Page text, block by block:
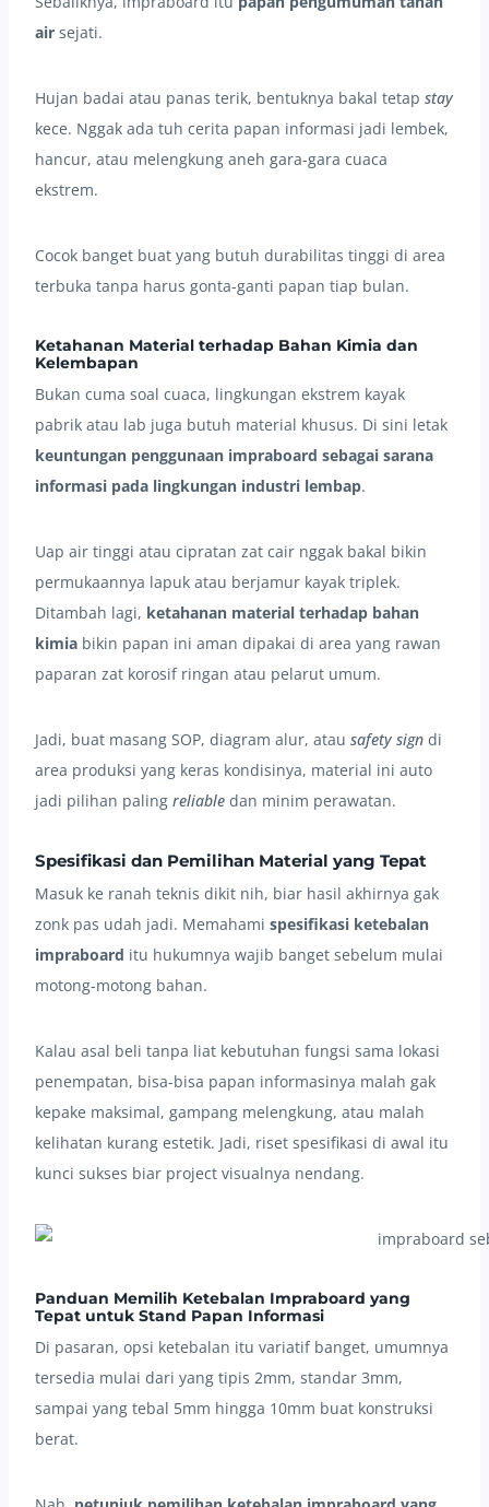
air sejati.
Hujan badai atau panas terik, bentuknya bakal tetap stay
kece. Nggak ada tuh cerita papan informasi jadi lembek,
hancur, atau melengkung aneh gara-gara cuaca
ekstrem.
Cocok banget buat yang butuh durabilitas tinggi di area
terbuka tanpa harus gonta-ganti papan tiap bulan.
Ketahanan Material terhadap Bahan Kimia dan
Kelembapan
Bukan cuma soal cuaca, lingkungan ekstrem kayak
pabrik atau lab juga butuh material khusus. Di sini letak
keuntungan penggunaan impraboard sebagai sarana
informasi pada lingkungan industri lembap.
Uap air tinggi atau cipratan zat cair nggak bakal bikin
permukaannya lapuk atau berjamur kayak triplek.
Ditambah lagi, ketahanan material terhadap bahan
kimia bikin papan ini aman dipakai di area yang rawan
paparan zat korosif ringan atau pelarut umum.
Jadi, buat masang SOP, diagram alur, atau safety sign di
area produksi yang keras kondisinya, material ini auto
jadi pilihan paling reliable dan minim perawatan.
Spesifikasi dan Pemilihan Material yang Tepat
Masuk ke ranah teknis dikit nih, biar hasil akhirnya gak
zonk pas udah jadi. Memahami spesifikasi ketebalan
impraboard itu hukumnya wajib banget sebelum mulai
motong-motong bahan.
Kalau asal beli tanpa liat kebutuhan fungsi sama lokasi
penempatan, bisa-bisa papan informasinya malah gak
kepake maksimal, gampang melengkung, atau malah
kelihatan kurang estetik. Jadi, riset spesifikasi di awal itu
kunci sukses biar project visualnya nendang.
Panduan Memilih Ketebalan Impraboard yang
Tepat untuk Stand Papan Informasi
Di pasaran, opsi ketebalan itu variatif banget, umumnya
tersedia mulai dari yang tipis 2mm, standar 3mm,
sampai yang tebal 5mm hingga 10mm buat konstruksi
berat.